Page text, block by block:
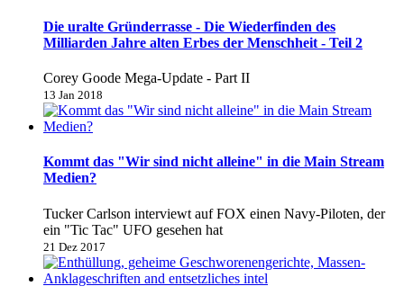
Die uralte Gründerrasse - Die Wiederfinden des
Milliarden Jahre alten Erbes der Menschheit - Teil 2
Corey Goode Mega-Update - Part II
13 Jan 2018
Kommt das "Wir sind nicht alleine" in die Main Stream
Medien?
Tucker Carlson interviewt auf FOX einen Navy-Piloten, der
ein "Tic Tac" UFO gesehen hat
21 Dez 2017